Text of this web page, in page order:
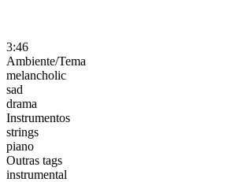
3:46
Ambiente/Tema
melancholic
sad
drama
Instrumentos
strings
piano
Outras tags
instrumental